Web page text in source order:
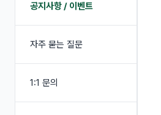
공지사항 / 이벤트
자주 묻는 질문
1:1 문의